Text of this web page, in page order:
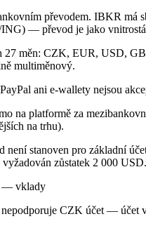
převodem. IBKR má
— převod je jako
27 měn: CZK, EUR, USD,
multiměnový.
ani e-wallety nejsou
na platformě za
na trhu).
není stanoven pro základní
zůstatek 2 000 USD.
— vklady
nepodporuje CZK účet —